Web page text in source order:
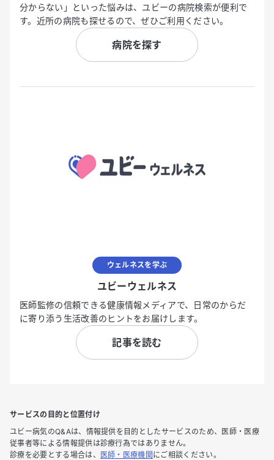
分からない」といった悩みは、ユビーの病院検索が便利で
す。近所の病院も探せるので、ぜひご利用ください。
病院を探す
ウェルネスを学ぶ
ユビーウェルネス
医師監修の信頼できる健康情報メディアで、日常のからだ
に寄り添う生活改善のヒントをお届けします。
記事を読む
サービスの目的と位置付け
ユビー病気のQ&Aは、情報提供を目的としたサービスのため、医師・医療
従事者等による情報提供は診療行為ではありません。
診療を必要とする場合は、
医師・医療機関 にご相談ください。